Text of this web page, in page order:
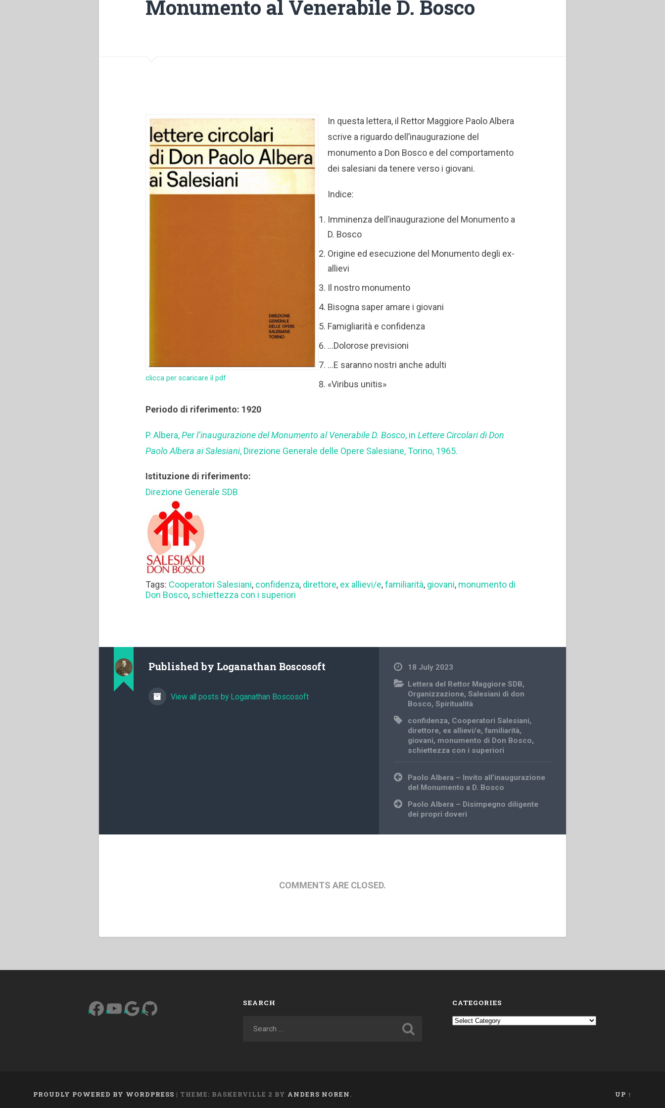
Monumento al Venerabile D. Bosco
clicca per scaricare il pdf
In questa lettera, il Rettor Maggiore Paolo Albera
scrive a riguardo dell’inaugurazione del
monumento a Don Bosco e del comportamento
dei salesiani da tenere verso i giovani.
Indice:
Imminenza dell’inaugurazione del Monumento a
D. Bosco
Origine ed esecuzione del Monumento degli ex-
allievi
Il nostro monumento
Bisogna saper amare i giovani
Famigliarità e confidenza
…Dolorose previsioni
…E saranno nostri anche adulti
«Viribus unitis»
Periodo di riferimento: 1920
P. Albera,Per l’inaugurazione del Monumento al Venerabile D. Bosco, inLettere Circolari di Don
Paolo Albera ai Salesiani, Direzione Generale delle Opere Salesiane, Torino, 1965.
Istituzione di riferimento:
Direzione Generale SDB
Tags: Cooperatori Salesiani, confidenza, direttore, ex allievi/e,familiarità, giovani, monumento di
Don Bosco, schiettezza con i superiori
Published by Loganathan Boscosoft
View all posts by Loganathan Boscosoft
18 July 2023
Lettera del Rettor Maggiore SDB,
Organizzazione,Salesiani di don
Bosco,Spiritualità
confidenza, Cooperatori Salesiani,
direttore, ex allievi/e,familiarità,
giovani, monumento di Don Bosco,
schiettezza con i superiori
Post
navigation
Paolo Albera – Invito all’inaugurazione
del Monumento a D. Bosco
Paolo Albera – Disimpegno diligente
dei propri doveri
COMMENTS ARE CLOSED.
Facebook
YouTube
Google
GitHub SEARCH CATEGORIES
Categories
PROUDLY POWERED BY WORDPRESS | THEME: BASKERVILLE 2 BY ANDERS NOREN. UP ↑